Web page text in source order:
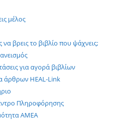
μέλος
να βρεις το βιβλίο που ψάχνεις;
για αγορά βιβλίων
άρθρων HEAL-Link
Πληροφόρησης
ΑΜΕΑ